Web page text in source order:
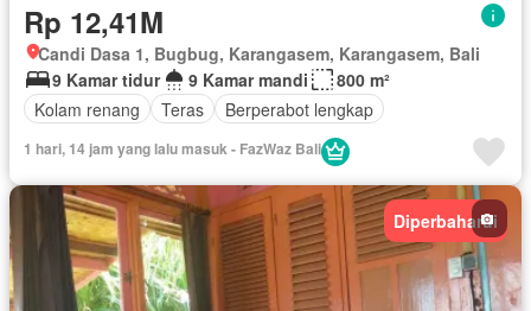
Rp 12,41M
Candi Dasa 1, Bugbug, Karangasem, Karangasem, Bali
9 Kamar tidur
9 Kamar mandi
800 m²
Kolam renang
Teras Berperabot lengkap
1 hari, 14 jam yang lalu masuk - FazWaz Bali
Diperbaharui